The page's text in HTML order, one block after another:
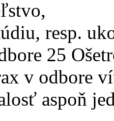
resp.
25
v odbore
aspoň